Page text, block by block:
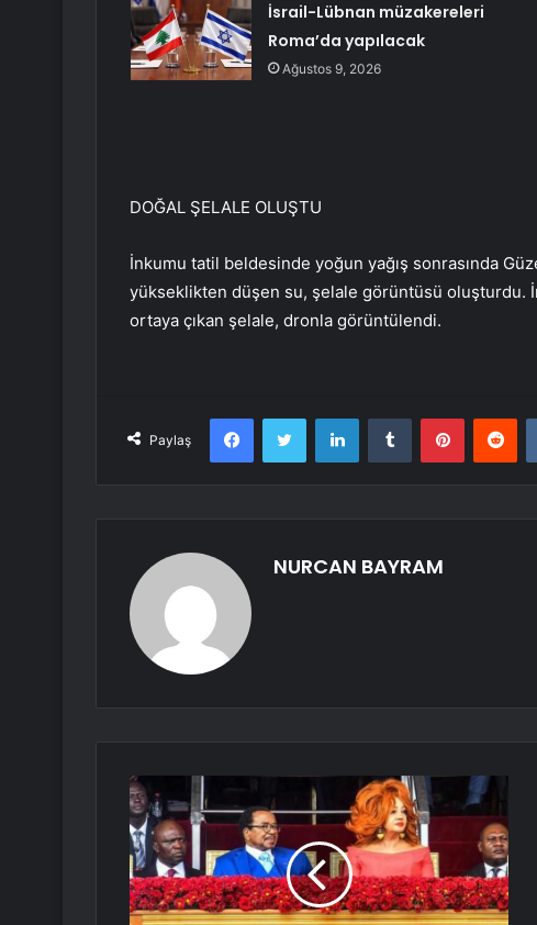
İsrail-Lübnan müzakereleri
Roma’da yapılacak
Ağustos 9, 2026
DOĞAL ŞELALE OLUŞTU
İnkumu tatil beldesinde yoğun yağış sonrasında
yükseklikten düşen su, şelale görüntüsü oluşturdu.
ortaya çıkan şelale, dronla görüntülendi.
Paylaş
FacebookTwitter LinkedInTumblr Pinterest
NURCAN BAYRAM